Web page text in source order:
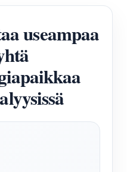
(WEM3080T)
energiamittari (WEM3046T)
(WEM3050T)
useampaa